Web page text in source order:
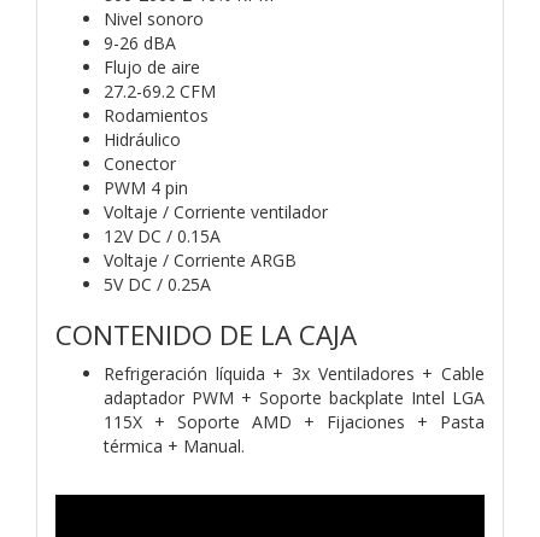
Nivel sonoro
9-26 dBA
Flujo de aire
27.2-69.2 CFM
Rodamientos
Hidráulico
Conector
PWM 4 pin
Voltaje / Corriente ventilador
12V DC / 0.15A
Voltaje / Corriente ARGB
5V DC / 0.25A
CONTENIDO DE LA CAJA
Refrigeración líquida + 3x Ventiladores + Cable
adaptador PWM + Soporte backplate Intel LGA
115X + Soporte AMD + Fijaciones + Pasta
térmica + Manual.